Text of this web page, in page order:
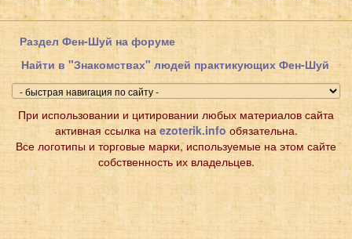
Раздел Фен-Шуй на форуме
Найти в "Знакомствах" людей практикующих Фен-Шуй
При использовании и цитировании любых материалов сайта
активная ссылка наezoterik.info обязательна.
Все логотипы и торговые марки, используемые на этом сайте
собственность их владельцев.